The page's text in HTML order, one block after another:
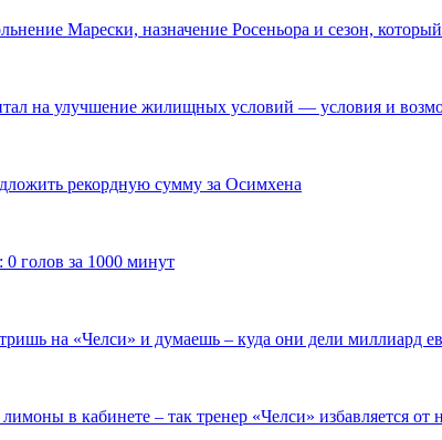
Марески, назначение Росеньора и сезон,
на улучшение жилищных условий — условия и
рекордную сумму за Осимхена
голов за 1000 минут
на «Челси» и думаешь – куда они дели миллиард
в кабинете – так тренер «Челси» избавляется от